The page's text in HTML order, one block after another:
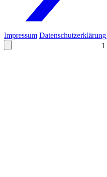
1
Impressum Datenschutzerklärung